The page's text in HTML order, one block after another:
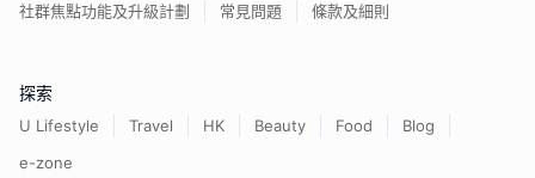
社群焦點功能及升級計劃
常見問題 條款及細則
探索
U Lifestyle Travel HK Beauty Food
Blog
e-zone